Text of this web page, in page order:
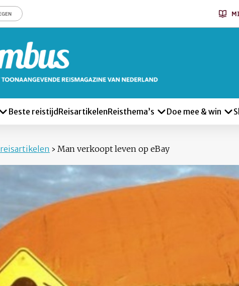
Beste reistijd ReisartikelenReisthema’s Doe mee & win
› Man verkoopt leven op eBay